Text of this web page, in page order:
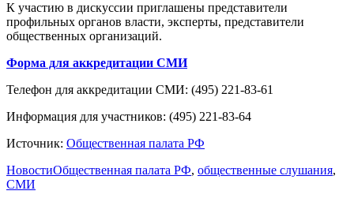
К участию в дискуссии приглашены представители
профильных органов власти, эксперты, представители
общественных организаций.
Форма для аккредитации СМИ
Телефон для аккредитации СМИ: (495) 221-83-61
Информация для участников: (495) 221-83-64
Источник: Общественная палата РФ
НовостиОбщественная палата РФ, общественные слушания,
СМИ